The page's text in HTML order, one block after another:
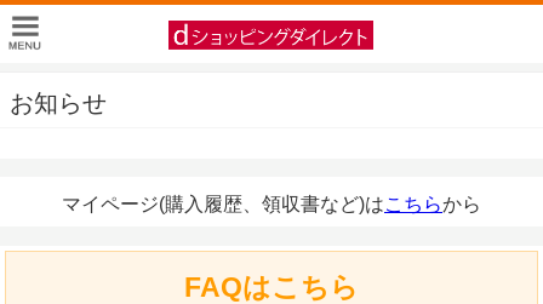
お知らせ
マイページ(購入履歴、領収書など)はこちらから
FAQはこちら